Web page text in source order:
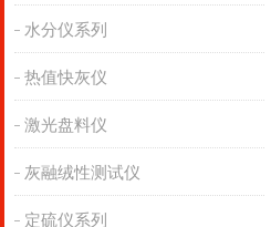
水分仪系列
热值快灰仪
激光盘料仪
灰融绒性测试仪
定硫仪系列